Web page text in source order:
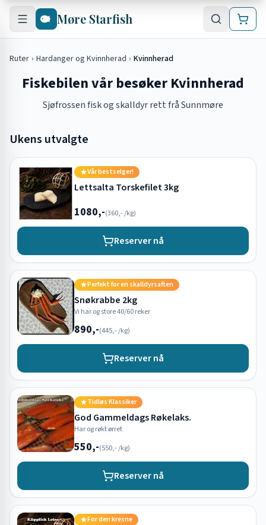
Hopp til hovedinnhold
Møre Starfish
Ruter › Hardanger og Kvinnherad › Kvinnherad
Fiskebilen vår besøker Kvinnherad
Sjøfrossen fisk og skalldyr rett frå Sunnmøre
Ukens utvalgte
Vår bestselger!
Lettsalta Torskefilet 3kg
1080,-(360,-/kg)
Reserver nå
Perfekt for en skalldyrsaften
Snøkrabbe 2kg
Vi har og store 40/60 reker
890,-(445,-/kg)
Reserver nå
Tidløs Klassiker
God Gammeldags Røkelaks.
Har og røkt ørret
550,-(550,-/kg)
Reserver nå
For den kresne